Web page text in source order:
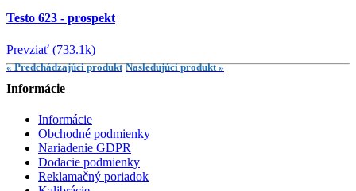
Testo 623 - prospekt
Prevziať (733.1k)
« Predchádzajúci produkt Nasledujúci produkt »
Informácie
Informácie
Obchodné podmienky
Nariadenie GDPR
Dodacie podmienky
Reklamačný poriadok